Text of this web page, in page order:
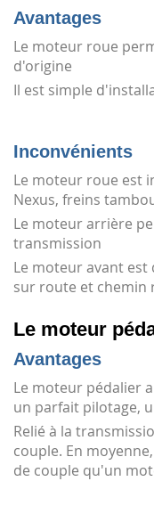
Avantages
Le moteur roue
d'origine
Il est simple
Inconvénients
Le moteur roue est
Nexus, freins
Le moteur arrière
transmission
Le moteur avant est
sur route et chemin
Le moteur
Avantages
Le moteur pédalier
un parfait pilotage,
Relié à la
couple. En
de couple qu'un